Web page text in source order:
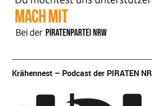
Krähennest – Podcast der PIRATEN